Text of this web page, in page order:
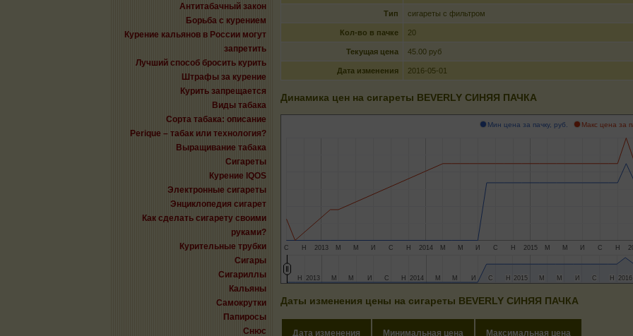
Антитабачный закон
Борьба с курением
Курение кальянов в России могут
запретить
Лучший способ бросить курить
Штрафы за курение
Курить запрещается
Виды табака
Сорта табака: описание
Perique – табак или технология?
Выращивание табака
Сигареты
Курение IQOS
Электронные сигареты
Энциклопедия сигарет
Как сделать сигарету своими
руками?
Курительные трубки
Сигары
Сигариллы
Кальяны
Самокрутки
Папиросы
Снюс
Тип сигареты с фильтром
Кол-во в пачке 20
Текущая цена 45.00 руб
Дата изменения 2016-05-01
Динамика цен на сигареты BEVERLY СИНЯЯ ПАЧКА
Мин цена за пачку, руб. Макс цена за
2013 2014 2015
С Н М М И С Н М М И С Н М М И С Н
2013
2013 2014
2014 2015
2015 2016
2016
НН М
М М
М ИИ С
С НН М
М М
М ИИ С
С НН М
М М
М ИИ С
С НН
Даты изменения цены на сигареты BEVERLY СИНЯЯ ПАЧКА
Дата изменения Минимальная цена Максимальная цена